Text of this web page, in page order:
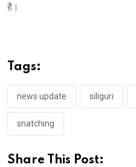
है।
Tags:
news update siliguri
snatching
Share This Post: